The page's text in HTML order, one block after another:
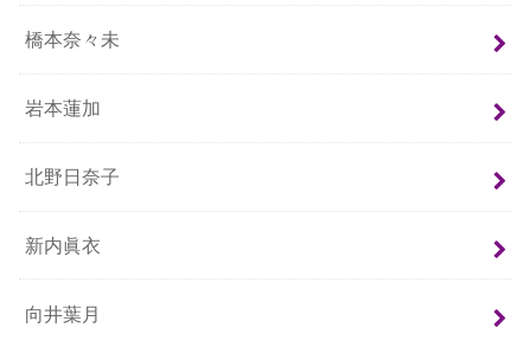
橋本奈々未
岩本蓮加
北野日奈子
新内眞衣
向井葉月